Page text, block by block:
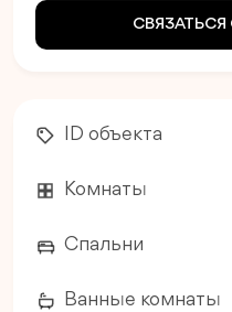
ID объекта
Комнаты
Спальни
Ванные комнаты